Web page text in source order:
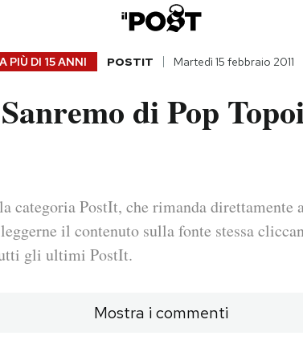
PIÙ DI 15 ANNI POSTIT Martedì 15 febbraio 2011
di Pop
categoria PostIt, che rimanda
il contenuto sulla fonte stessa
gli ultimi PostIt.
Mostra i commenti